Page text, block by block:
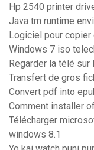
Hp 2540 printer
Java tm runtime
Logiciel pour
Windows 7 iso
Regarder la télé
Transfert de gros
Convert pdf into
Comment installer
Télécharger
windows 8.1